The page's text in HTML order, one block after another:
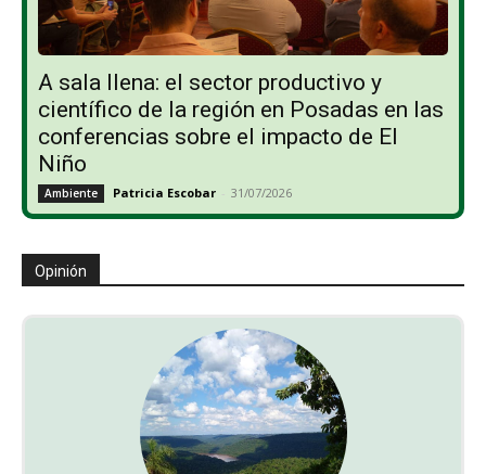
A sala llena: el sector productivo y
científico de la región en Posadas en las
conferencias sobre el impacto de El
Niño
Ambiente Patricia Escobar - 31/07/2026
Opinión